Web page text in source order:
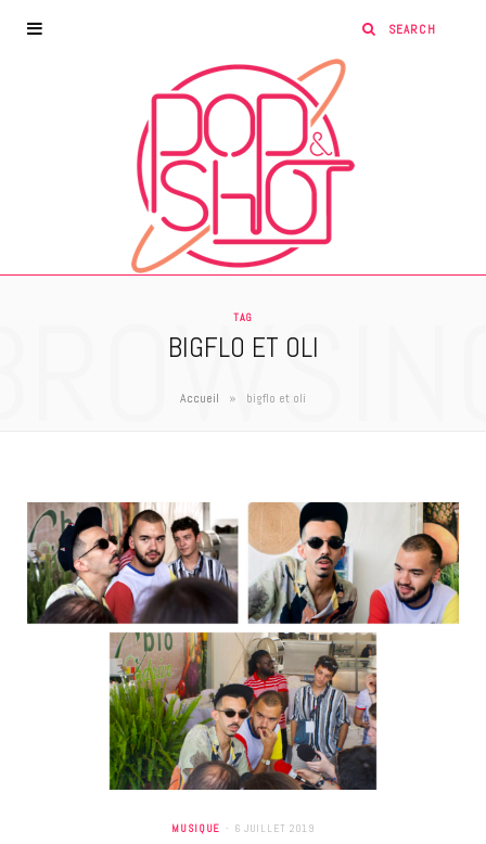
TAG
BIGFLO ET OLI
Accueil » bigflo et oli
MUSIQUE 6 JUILLET 2019